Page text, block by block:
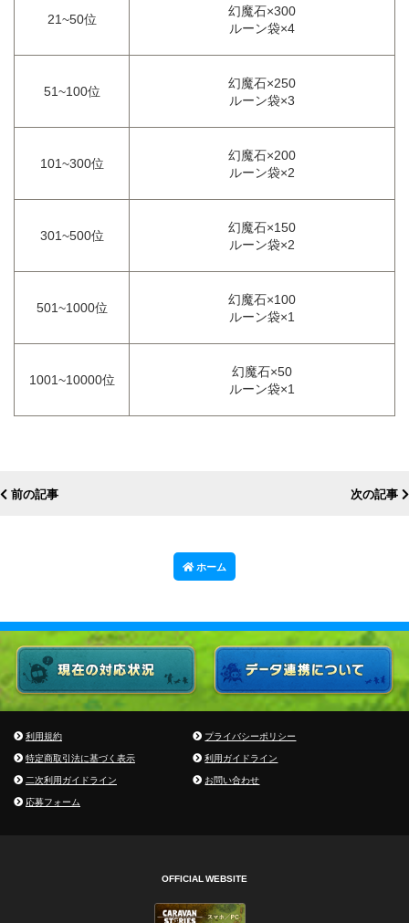
21~50位
幻魔石×300
ルーン袋×4
51~100位
幻魔石×250
ルーン袋×3
101~300位
幻魔石×200
ルーン袋×2
301~500位
幻魔石×150
ルーン袋×2
501~1000位
幻魔石×100
ルーン袋×1
1001~10000位
幻魔石×50
ルーン袋×1
前の記事 次の記事
ホーム
利用規約
プライバシーポリシー
特定商取引法に基づく表示
利用ガイドライン
二次利用ガイドライン
お問い合わせ
応募フォーム
OFFICIAL WEBSITE